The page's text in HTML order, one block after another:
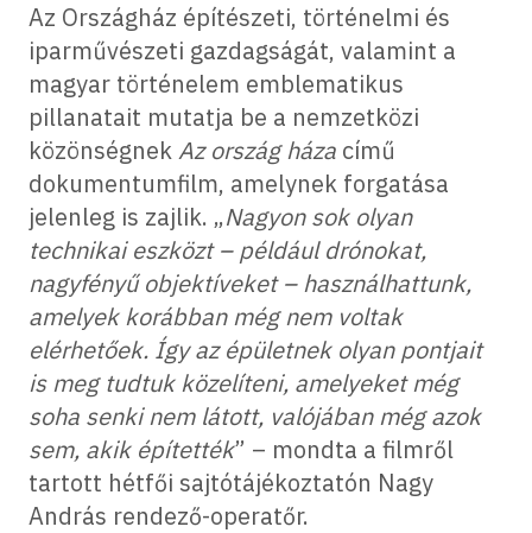
Az Országház építészeti, történelmi és
iparművészeti gazdagságát, valamint a
magyar történelem emblematikus
pillanatait mutatja be a nemzetközi
közönségnekAz ország háza című
dokumentumfilm, amelynek forgatása
jelenleg is zajlik. „Nagyon sok olyan
technikai eszközt – például drónokat,
nagyfényű objektíveket – használhattunk,
amelyek korábban még nem voltak
elérhetőek. Így az épületnek olyan pontjait
is meg tudtuk közelíteni, amelyeket még
soha senki nem látott, valójában még azok
sem, akik építették” – mondta a filmről
tartott hétfői sajtótájékoztatón Nagy
András rendező-operatőr.